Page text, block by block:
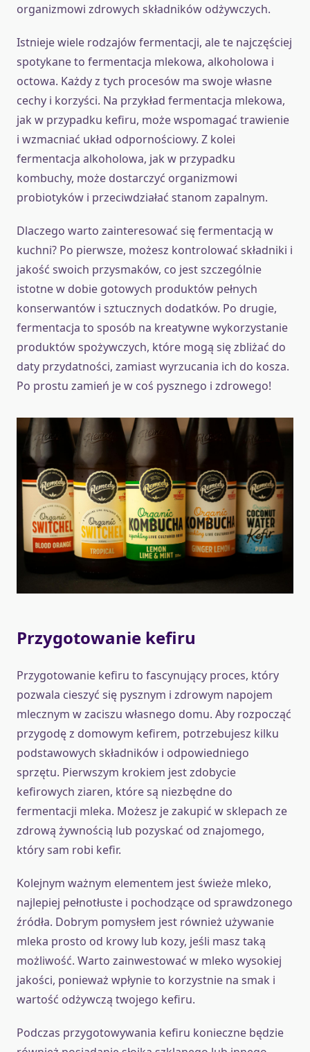
organizmowi zdrowych składników odżywczych.
Istnieje wiele rodzajów fermentacji, ale te najczęściej
spotykane to fermentacja mlekowa, alkoholowa i
octowa. Każdy z tych procesów ma swoje własne
cechy i korzyści. Na przykład fermentacja mlekowa,
jak w przypadku kefiru, może wspomagać trawienie
i wzmacniać układ odpornościowy. Z kolei
fermentacja alkoholowa, jak w przypadku
kombuchy, może dostarczyć organizmowi
probiotyków i przeciwdziałać stanom zapalnym.
Dlaczego warto zainteresować się fermentacją w
kuchni? Po pierwsze, możesz kontrolować składniki i
jakość swoich przysmaków, co jest szczególnie
istotne w dobie gotowych produktów pełnych
konserwantów i sztucznych dodatków. Po drugie,
fermentacja to sposób na kreatywne wykorzystanie
produktów spożywczych, które mogą się zbliżać do
daty przydatności, zamiast wyrzucania ich do kosza.
Po prostu zamień je w coś pysznego i zdrowego!
Przygotowanie kefiru
Przygotowanie kefiru to fascynujący proces, który
pozwala cieszyć się pysznym i zdrowym napojem
mlecznym w zaciszu własnego domu. Aby rozpocząć
przygodę z domowym kefirem, potrzebujesz kilku
podstawowych składników i odpowiedniego
sprzętu. Pierwszym krokiem jest zdobycie
kefirowych ziaren, które są niezbędne do
fermentacji mleka. Możesz je zakupić w sklepach ze
zdrową żywnością lub pozyskać od znajomego,
który sam robi kefir.
Kolejnym ważnym elementem jest świeże mleko,
najlepiej pełnotłuste i pochodzące od sprawdzonego
źródła. Dobrym pomysłem jest również używanie
mleka prosto od krowy lub kozy, jeśli masz taką
możliwość. Warto zainwestować w mleko wysokiej
jakości, ponieważ wpłynie to korzystnie na smak i
wartość odżywczą twojego kefiru.
Podczas przygotowywania kefiru konieczne będzie